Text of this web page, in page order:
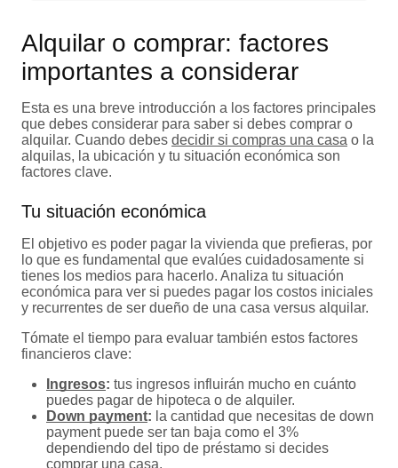
Alquilar o comprar: factores
importantes a considerar
Esta es una breve introducción a los factores principales
que debes considerar para saber si debes comprar o
alquilar. Cuando debes decidir si compras una casa o la
alquilas, la ubicación y tu situación económica son
factores clave.
Tu situación económica
El objetivo es poder pagar la vivienda que prefieras, por
lo que es fundamental que evalúes cuidadosamente si
tienes los medios para hacerlo. Analiza tu situación
económica para ver si puedes pagar los costos iniciales
y recurrentes de ser dueño de una casa versus alquilar.
Tómate el tiempo para evaluar también estos factores
financieros clave:
Ingresos: tus ingresos influirán mucho en cuánto
puedes pagar de hipoteca o de alquiler.
Down payment: la cantidad que necesitas de down
payment puede ser tan baja como el 3%
dependiendo del tipo de préstamo si decides
comprar una casa.